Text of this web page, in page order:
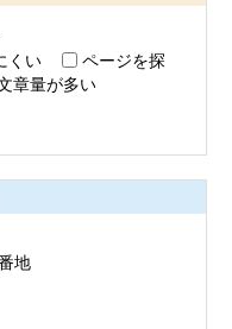
くい
ページを探
章量が多い
地